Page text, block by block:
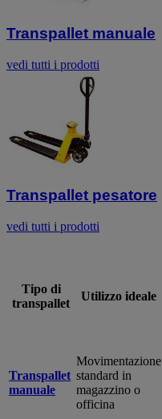
Transpallet manuale
vedi tutti i prodotti
Transpallet pesatore
vedi tutti i prodotti
Tipo di
transpallet
Utilizzo ideale
Transpallet
manuale
Movimentazione
standard in
magazzino o
officina